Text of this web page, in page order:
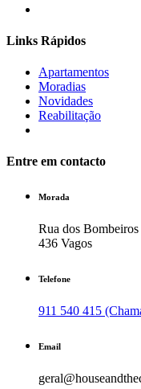
Links Rápidos
Apartamentos
Moradias
Novidades
Reabilitação
Entre em contacto
Morada
Rua dos
436 Vagos
Telefone
911 540 415
Email